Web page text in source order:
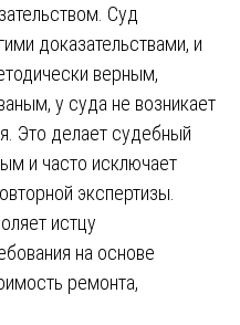
Суд
доказательствами, и
верным,
у суда не возникает
Это делает судебный
и часто исключает
экспертизы.
истцу
на основе
ремонта,